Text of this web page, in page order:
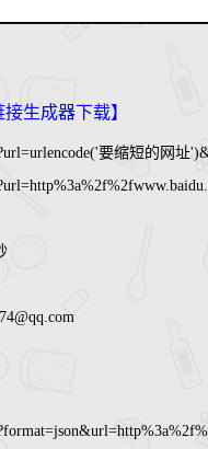
接生成器下载】
要缩短的网址